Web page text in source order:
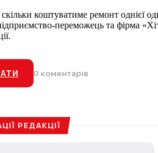
коштуватиме ремонт однієї
переможець та фірма
0 коментарів
РЕДАКЦІЇ